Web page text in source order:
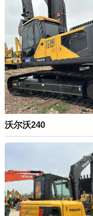
沃尔沃240